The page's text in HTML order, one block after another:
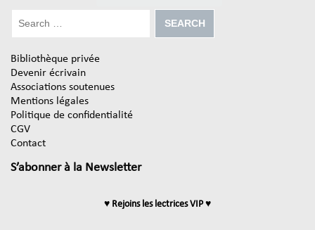
Bibliothèque privée
Devenir écrivain
Associations soutenues
Mentions légales
Politique de confidentialité
CGV
Contact
S’abonner à la Newsletter
♥ Rejoins les lectrices VIP ♥